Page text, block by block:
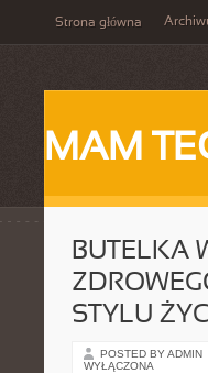
Strona główna
MAM
BUTELKA
STYLU
POSTED BY ADMIN
WYŁĄCZONA